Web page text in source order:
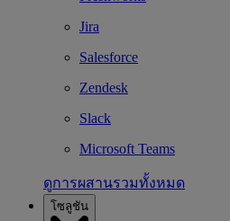
Jira
Salesforce
Zendesk
Slack
Microsoft Teams
ดูการผสานรวมทั้งหมด
โซลูชัน